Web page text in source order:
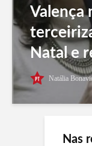
Valença
Natal e
de Natália
Nas